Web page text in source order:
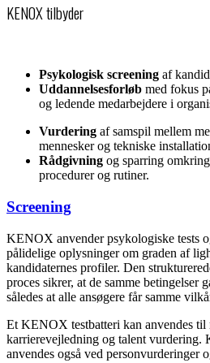
KENOX tilbyder
Psykologisk screening af
Uddannelsesforløb med fokus
og ledende medarbejdere i
Vurdering af samspil mellem
mennesker og tekniske
Rådgivning og sparring
procedurer og rutiner.
Screening
KENOX anvender psykologiske tests
pålidelige oplysninger om graden af
kandidaternes profiler. Den
proces sikrer, at de samme betingelser
således at alle ansøgere får samme
Et KENOX testbatteri kan anvendes
karrierevejledning og talent vurdering.
anvendes også ved personvurderinger